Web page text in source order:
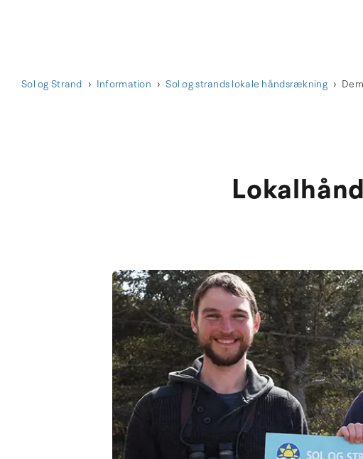
Sol og Strand Information Sol og strands lokale håndsrækning